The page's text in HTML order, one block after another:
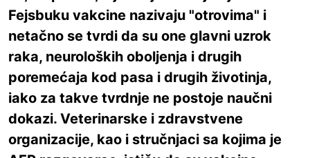
Fejsbuku vakcine nazivaju "otrovima" i
netačno se tvrdi da su one glavni uzrok
raka, neuroloških oboljenja i drugih
poremećaja kod pasa i drugih životinja,
iako za takve tvrdnje ne postoje naučni
dokazi. Veterinarske i zdravstvene
organizacije, kao i stručnjaci sa kojima je